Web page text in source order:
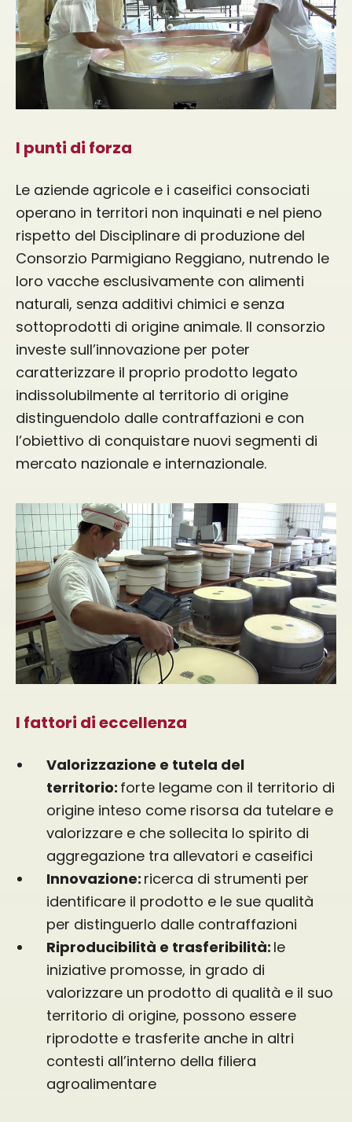
I punti di forza
Le aziende agricole e i caseifici consociati
operano in territori non inquinati e nel pieno
rispetto del Disciplinare di produzione del
Consorzio Parmigiano Reggiano, nutrendo le
loro vacche esclusivamente con alimenti
naturali, senza additivi chimici e senza
sottoprodotti di origine animale. Il consorzio
investe sull’innovazione per poter
caratterizzare il proprio prodotto legato
indissolubilmente al territorio di origine
distinguendolo dalle contraffazioni e con
l’obiettivo di conquistare nuovi segmenti di
mercato nazionale e internazionale.
I fattori di eccellenza
Valorizzazione e tutela del
territorio: forte legame con il territorio di
origine inteso come risorsa da tutelare e
valorizzare e che sollecita lo spirito di
aggregazione tra allevatori e caseifici
Innovazione: ricerca di strumenti per
identificare il prodotto e le sue qualità
per distinguerlo dalle contraffazioni
Riproducibilità e trasferibilità: le
iniziative promosse, in grado di
valorizzare un prodotto di qualità e il suo
territorio di origine, possono essere
riprodotte e trasferite anche in altri
contesti all’interno della filiera
agroalimentare